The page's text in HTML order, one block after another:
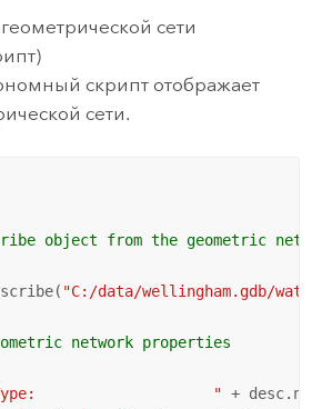
сети
скрипт отображает
сети.
object from the geometric
"C:/data/wellingham.gdb/
network properties
" +